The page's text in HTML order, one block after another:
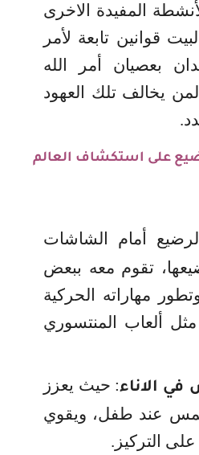
المفيدة الاخرى
قوانين تابعة لأمر
بعصيان أمر الله
يخالف تلك العهود
.
على استكشاف العالم
أمام الشاشات
تقوم معه ببعض
مهاراته الحركية
ألعاب المنتسوري
الاناء: حيث يعزز
عند طفل، ويقوي
التركيز .